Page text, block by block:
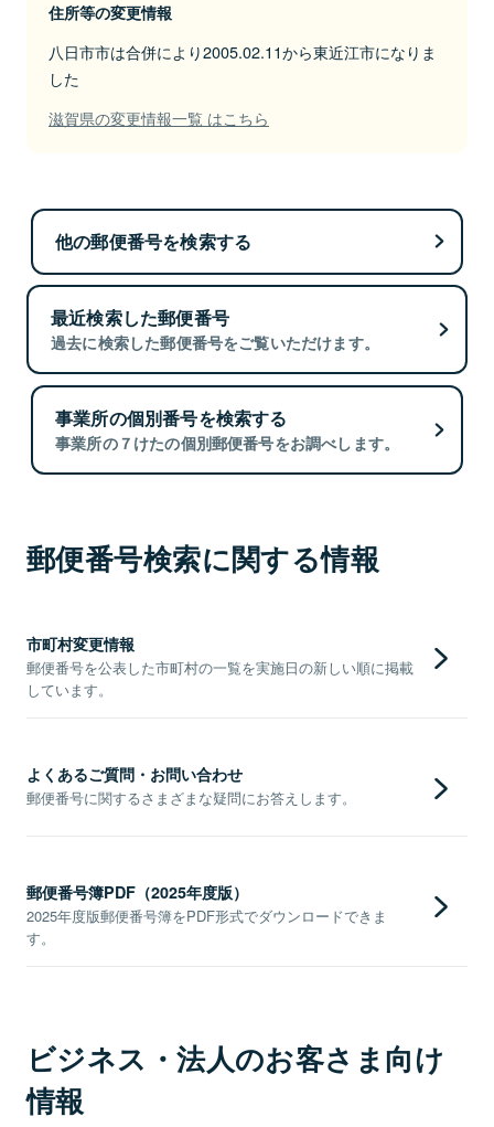
住所等の変更情報
八日市市は合併により2005.02.11から東近江市になりま
した
滋賀県の変更情報一覧 はこちら
他の郵便番号を検索する
最近検索した郵便番号
過去に検索した郵便番号をご覧いただけます。
事業所の個別番号を検索する
事業所の７けたの個別郵便番号をお調べします。
郵便番号検索に関する情報
市町村変更情報
郵便番号を公表した市町村の一覧を実施日の新しい順に掲載
しています。
よくあるご質問・お問い合わせ
郵便番号に関するさまざまな疑問にお答えします。
郵便番号簿PDF（2025年度版）
2025年度版郵便番号簿をPDF形式でダウンロードできま
す。
ビジネス・法人のお客さま向け
情報